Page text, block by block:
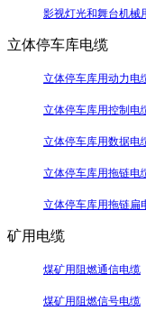
影视灯光和舞台机械
立体停车库电缆
立体停车库用动力电
立体停车库用控制电
立体停车库用数据电
立体停车库用拖链电
立体停车库用拖链扁
矿用电缆
煤矿用阻燃通信电缆
煤矿用阻燃信号电缆